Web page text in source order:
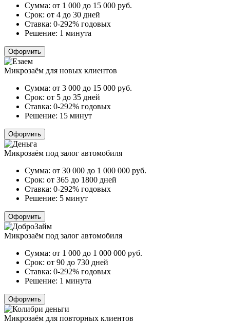
Сумма: от 1 000 до 15 000 руб.
Срок: от 4 до 30 дней
Ставка: 0-292% годовых
Решение: 1 минута
Оформить
Микрозаём для новых клиентов
Сумма: от 3 000 до 15 000 руб.
Срок: от 5 до 35 дней
Ставка: 0-292% годовых
Решение: 15 минут
Оформить
Микрозаём под залог автомобиля
Сумма: от 30 000 до 1 000 000 руб.
Срок: от 365 до 1800 дней
Ставка: 0-292% годовых
Решение: 5 минут
Оформить
Микрозаём под залог автомобиля
Сумма: от 1 000 до 1 000 000 руб.
Срок: от 90 до 730 дней
Ставка: 0-292% годовых
Решение: 1 минута
Оформить
Микрозаём для повторных клиентов